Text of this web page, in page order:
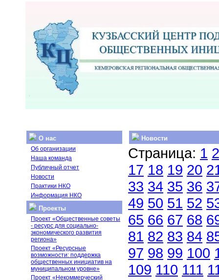
О нас
Об организации
Наша команда
Публичный отчет
Новости
Практики НКО
Информация НКО
Проекты
Проект «Общественные советы
- ресурс для социально-
экономического развития
региона»
Проект «Ресурсные
возможности: поддержка
общественных инициатив на
муниципальном уровне»
Проект «Некоммерческий
Новости
Страница: 1 2
17 18 19 20
33 34 35 36
49 50 51 52
65 66 67 68
81 82 83 84
97 98 99 100
109 110 111